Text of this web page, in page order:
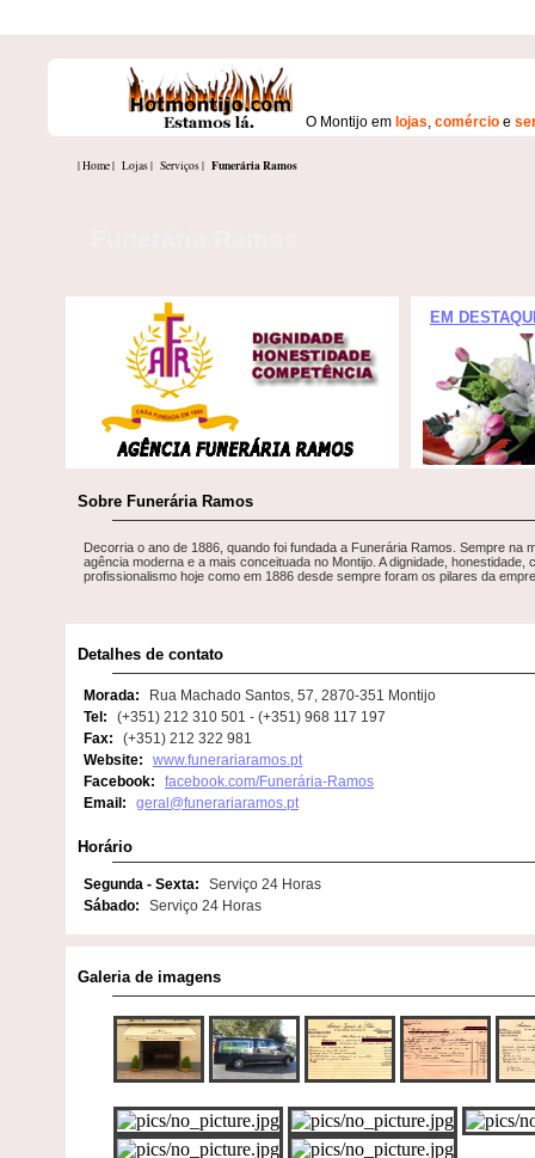
O Montijo em lojas, comércio e
| Home | Lojas | Serviços | Funerária Ramos
EM
Sobre Funerária Ramos
Decorria o ano de 1886, quando foi fundada a Funerária Ramos. Sempre na
agência moderna e a mais conceituada no Montijo. A dignidade, honestidade,
profissionalismo hoje como em 1886 desde sempre foram os pilares da
Detalhes de contato
Morada:
Rua Machado Santos, 57, 2870-351 Montijo
Tel:
(+351) 212 310 501 - (+351) 968 117 197
Fax:
(+351) 212 322 981
Website:
www.funerariaramos.pt
Facebook:
facebook.com/Funerária-Ramos
Email:
geral@funerariaramos.pt
Horário
Segunda - Sexta:
Serviço 24 Horas
Sábado:
Serviço 24 Horas
Galeria de imagens